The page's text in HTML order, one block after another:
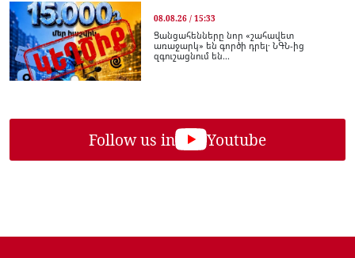
08.08.26 / 15:33
Ցանցահենները նոր «շահավետ
առաջարկ» են գործի դրել․ ՆԳՆ-ից
զգուշացնում են...
Follow us in Youtube